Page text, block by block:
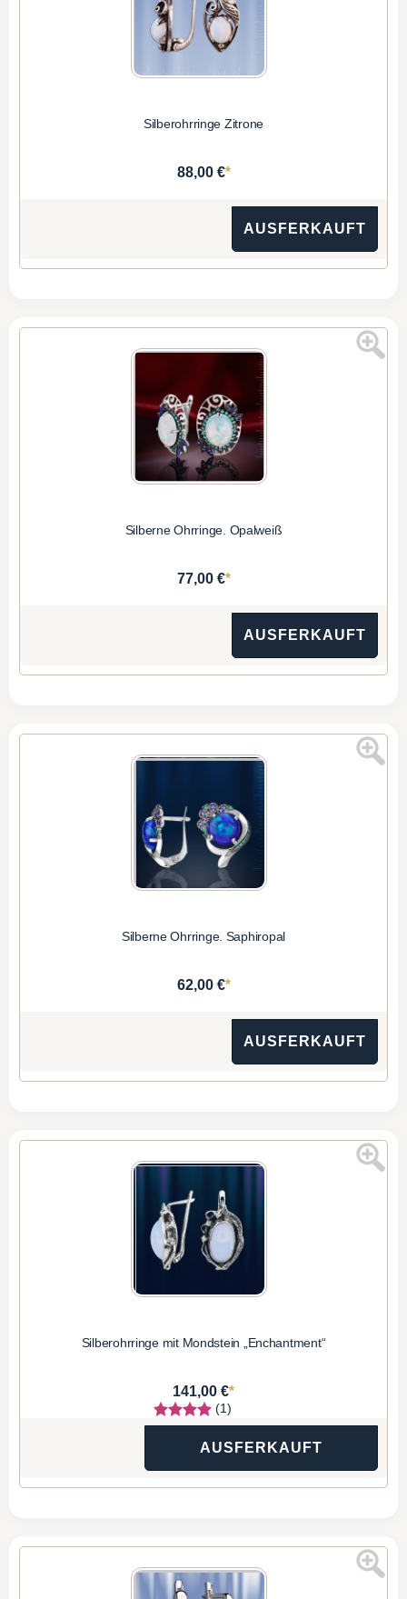
Silberohrringe Zitrone
88,00 €*
AUSFERKAUFT
Silberne Ohrringe. Opalweiß
77,00 €*
AUSFERKAUFT
Silberne Ohrringe. Saphiropal
62,00 €*
AUSFERKAUFT
Silberohrringe mit Mondstein „Enchantment“
141,00 €*
(1)
AUSFERKAUFT